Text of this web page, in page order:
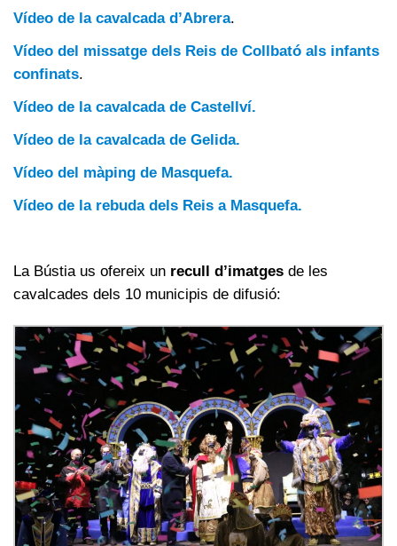
Vídeo de la cavalcada d’Abrera.
Vídeo del missatge dels Reis de Collbató als infants
confinats.
Vídeo de la cavalcada de Castellví.
Vídeo de la cavalcada de Gelida.
Vídeo del màping de Masquefa.
Vídeo de la rebuda dels Reis a Masquefa.
La Bústia us ofereix un recull d’imatges de les
cavalcades dels 10 municipis de difusió: